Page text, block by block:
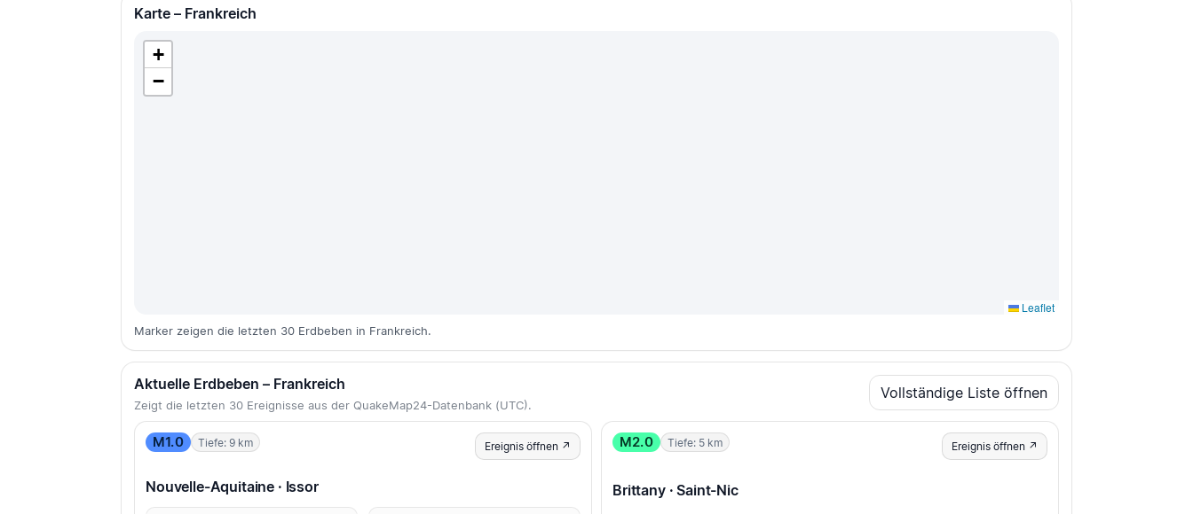
Karte – Frankreich
+
−
Leaflet
Marker zeigen die letzten 30 Erdbeben in Frankreich.
Aktuelle Erdbeben – Frankreich
Zeigt die letzten 30 Ereignisse aus der QuakeMap24-Datenbank (UTC).
Vollständige Liste öffnen
M1.0 Tiefe: 9 km Ereignis öffnen ↗
Nouvelle-Aquitaine · Issor
M2.0 Tiefe: 5 km Ereignis öffnen ↗
Brittany · Saint-Nic